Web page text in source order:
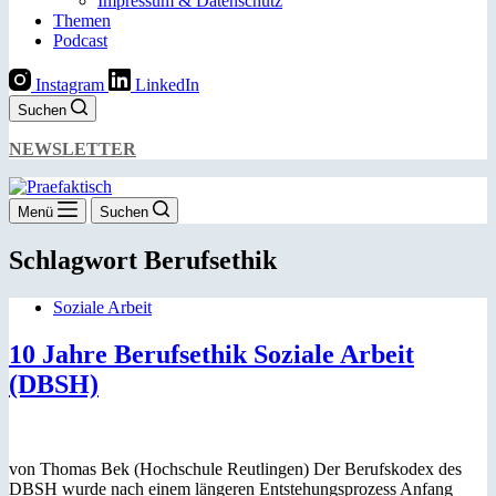
Themen
Podcast
Instagram LinkedIn
Suchen
NEWSLETTER
Menü Suchen
Schlagwort Berufsethik
Soziale Arbeit
10 Jahre Berufsethik Soziale Arbeit
(DBSH)
von Thomas Bek (Hochschule Reutlingen) Der Berufskodex des
DBSH wurde nach einem längeren Entstehungsprozess Anfang